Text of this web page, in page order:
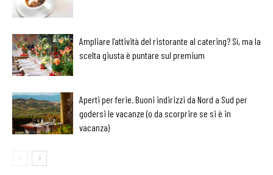
Ampliare l’attività del ristorante al catering? Sì, ma la
scelta giusta è puntare sul premium
Aperti per ferie. Buoni indirizzi da Nord a Sud per
godersi le vacanze (o da scorprire se si è in
vacanza)